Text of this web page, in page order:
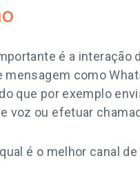
é a interação
mensagem como
que por exemplo
voz ou efetuar
é o melhor canal